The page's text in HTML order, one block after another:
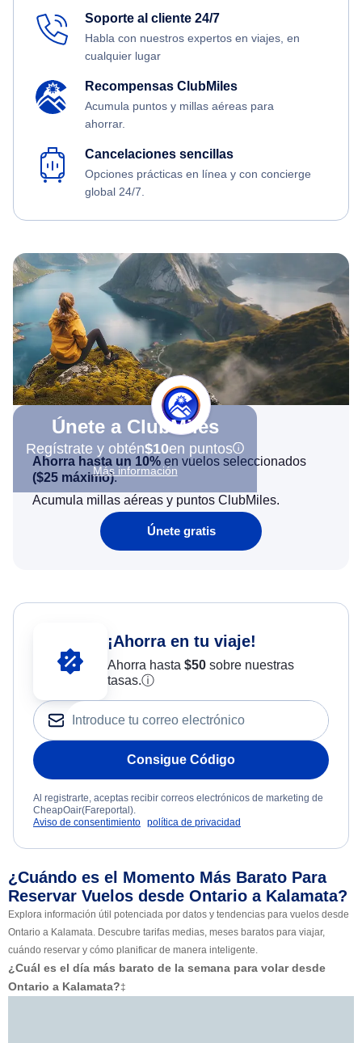
Soporte al cliente 24/7
Habla con nuestros expertos en viajes, en
cualquier lugar
Recompensas ClubMiles
Acumula puntos y millas aéreas para
ahorrar.
Cancelaciones sencillas
Opciones prácticas en línea y con concierge
global 24/7.
Únete a ClubMiles
Regístrate y obtén$10en puntos
Más información
Ahorra hasta un 10% en vuelos seleccionados
($25 máximo).
Acumula millas aéreas y puntos ClubMiles.
Únete gratis
¡Ahorra en tu viaje!
Ahorra hasta $50sobre nuestras
tasas.ⓘ
Consigue Código
Al registrarte, aceptas recibir correos electrónicos de marketing de
CheapOair(Fareportal).
Aviso de consentimiento política de privacidad
¿Cuándo es el Momento Más Barato Para
Reservar Vuelos desde Ontario a Kalamata?
Explora información útil potenciada por datos y tendencias para vuelos desde
Ontario a Kalamata. Descubre tarifas medias, meses baratos para viajar,
cuándo reservar y cómo planificar de manera inteligente.
¿Cuál es el día más barato de la semana para volar desde
Ontario a Kalamata?‡